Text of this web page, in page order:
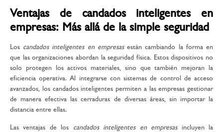
Ventajas de candados inteligentes en
empresas: Más allá de la simple seguridad
Los candados inteligentes en empresasestán cambiando la forma en
que las organizaciones abordan la seguridad física. Estos dispositivos no
solo protegen los activos materiales, sino que también mejoran la
eficiencia operativa. Al integrarse con sistemas de control de acceso
avanzados, los candados inteligentes permiten a las empresas gestionar
de manera efectiva las cerraduras de diversas áreas, sin importar la
distancia entre ellas.
Las ventajas de los candados inteligentes en empresasincluyen la